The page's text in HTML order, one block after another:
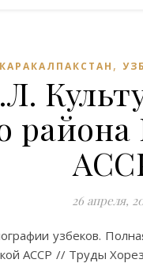
КАРАКАЛПАКСТАН ,
26 апреля,
узбеков.
АССР // Труды